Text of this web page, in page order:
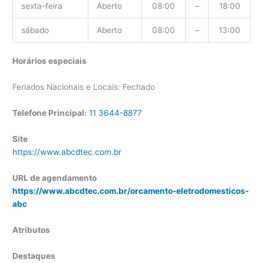
sexta-feira Aberto 08:00 – 18:00
sábado Aberto 08:00 – 13:00
Horários especiais
Feriados Nacionais e Locais: Fechado
Telefone Principal: 11 3644-8877
Site
https://www.abcdtec.com.br
URL de agendamento
https://www.abcdtec.com.br/orcamento-eletrodomesticos-
abc
Atributos
Destaques